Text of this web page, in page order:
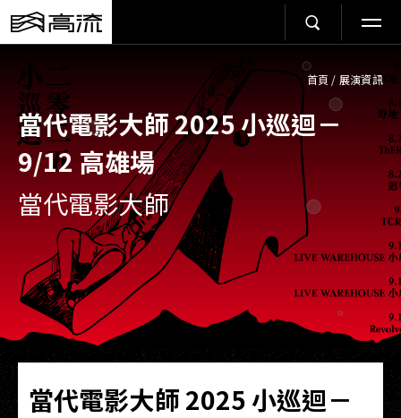
首頁 / 展演資訊
當代電影大師 2025 小巡迴－
9/12 高雄場
當代電影大師
當代電影大師 2025 小巡迴－